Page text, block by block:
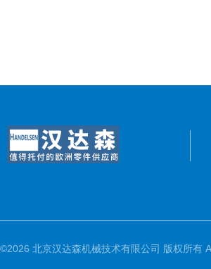
©2026 北京汉达森机械技术有限公司 版权所有